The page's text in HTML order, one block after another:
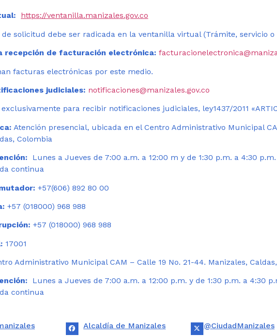
https://ventanilla.manizales.gov.co
solicitud debe ser radicada en la ventanilla virtual (Trámite, servicio o
recepción de facturación electrónica:
facturas electrónicas por este medio.
judiciales: notificaciones@manizales.gov.co
para recibir notificaciones judiciales, ley1437/2011
Atención presencial, ubicada en el Centro Administrativo Municipal
Colombia
Lunes a Jueves de 7:00 a.m. a 12:00 m y de 1:30 p.m. a 4:30
continua
+57(606) 892 80 00
+57 (018000) 968 988
+57 (018000) 968 988
17001
Administrativo Municipal CAM – Calle 19 No. 21-44. Manizales,
Lunes a Jueves de 7:00 a.m. a 12:00 p.m. y de 1:30 p.m. a 4:30
continua
Alcaldía de Manizales @CiudadManizales